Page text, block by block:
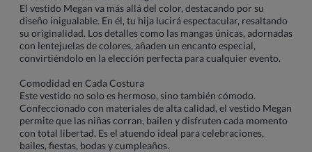
El vestido Megan va más allá del color, destacando por su
diseño inigualable. En él, tu hija lucirá espectacular, resaltando
su originalidad. Los detalles como las mangas únicas, adornadas
con lentejuelas de colores, añaden un encanto especial,
convirtiéndolo en la elección perfecta para cualquier evento.
Comodidad en Cada Costura
Este vestido no solo es hermoso, sino también cómodo.
Confeccionado con materiales de alta calidad, el vestido Megan
permite que las niñas corran, bailen y disfruten cada momento
con total libertad. Es el atuendo ideal para celebraciones,
bailes, fiestas, bodas y cumpleaños.